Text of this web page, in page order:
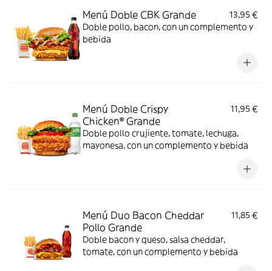
Menú Doble CBK Grande
13,95 €
Doble pollo, bacon, con un complemento y
bebida
Menú Doble Crispy
Chicken® Grande
11,95 €
Doble pollo crujiente, tomate, lechuga,
mayonesa, con un complemento y bebida
Menú Duo Bacon Cheddar
Pollo Grande
11,85 €
Doble bacon y queso, salsa cheddar,
tomate, con un complemento y bebida